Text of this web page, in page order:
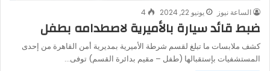
الساعة نيوز يونيو 22, 2024 4
ضبط قائد سيارة بالأميرية لاصطدامه بطفل
كشف ملابسات ما تبلغ لقسم شرطة الأميرية بمديرية أمن القاهرة من إحدى
المستشفيات بإستقبالها (طفل – مقيم بدائرة القسم) توفى…